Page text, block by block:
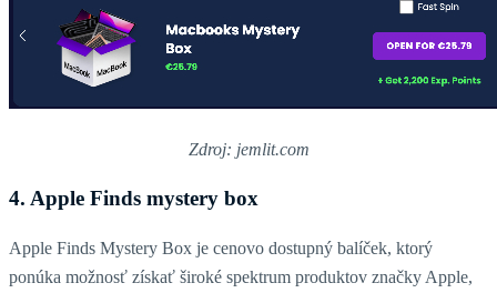
Zdroj: jemlit.com
4. Apple Finds mystery box
Apple Finds Mystery Box je cenovo dostupný balíček, ktorý
ponúka možnosť získať široké spektrum produktov značky Apple,